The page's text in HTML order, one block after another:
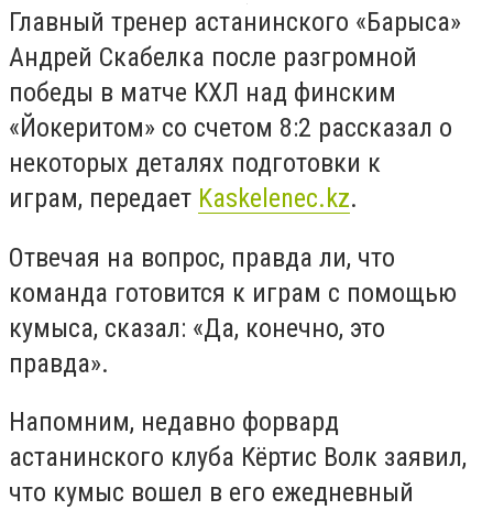
Главный тренер астанинского «Барыса»
Андрей Скабелка после разгромной
победы в матче КХЛ над финским
«Йокеритом» со счетом 8:2 рассказал о
некоторых деталях подготовки к
играм, передает Kaskelenec.kz.
Отвечая на вопрос, правда ли, что
команда готовится к играм с помощью
кумыса, сказал: «Да, конечно, это
правда».
Напомним, недавно форвард
астанинского клуба Кёртис Волк заявил,
что кумыс вошел в его ежедневный